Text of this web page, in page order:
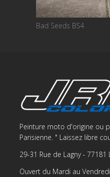
Bad Seeds BS4
Peinture moto d'origine ou
Parisienne. " Laissez libre
29-31 Rue de Lagny - 77181
Ouvert du Mardi au